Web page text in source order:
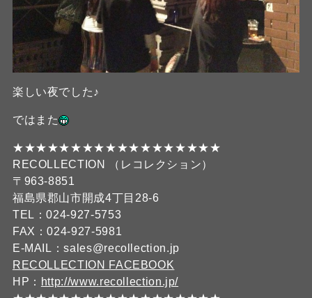
楽しい夜でした♪
ではまた
★★★★★★★★★★★★★★★★★★
RECOLLECTION （レコレクション）
〒963-8851
福島県郡山市開成4丁目28-6
TEL：024-927-5753
FAX：024-927-5981
E-MAIL：sales@recollection.jp
RECOLLECTION FACEBOOK
HP： http://www.recollection.jp/